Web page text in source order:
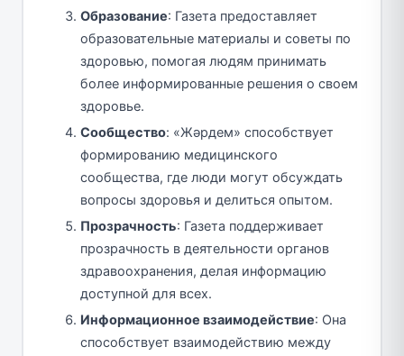
Образование: Газета предоставляет
образовательные материалы и советы по
здоровью, помогая людям принимать
более информированные решения о своем
здоровье.
Сообщество: «Жәрдем» способствует
формированию медицинского
сообщества, где люди могут обсуждать
вопросы здоровья и делиться опытом.
Прозрачность: Газета поддерживает
прозрачность в деятельности органов
здравоохранения, делая информацию
доступной для всех.
Информационное взаимодействие: Она
способствует взаимодействию между